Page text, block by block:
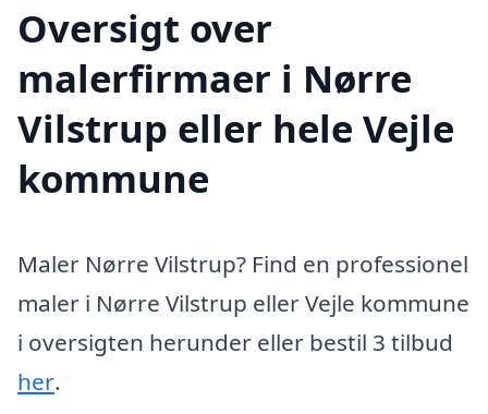
Oversigt over
malerfirmaer i Nørre
Vilstrup eller hele Vejle
kommune
Maler Nørre Vilstrup? Find en professionel
maler i Nørre Vilstrup eller Vejle kommune
i oversigten herunder eller bestil 3 tilbud
her.